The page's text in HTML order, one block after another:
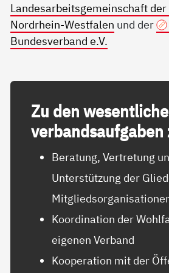
Landesarbeitsgemeinschaft der
Nordrhein-Westfalen und der
Bundesverband e.V.
Zu den
ver­bands­auf­ga­ben
Beratung, Vertretung
Unterstützung der
Koordination der
eigenen Verband
Kooperation mit der